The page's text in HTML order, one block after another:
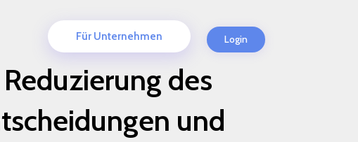
Für Unternehmen Login
des
und